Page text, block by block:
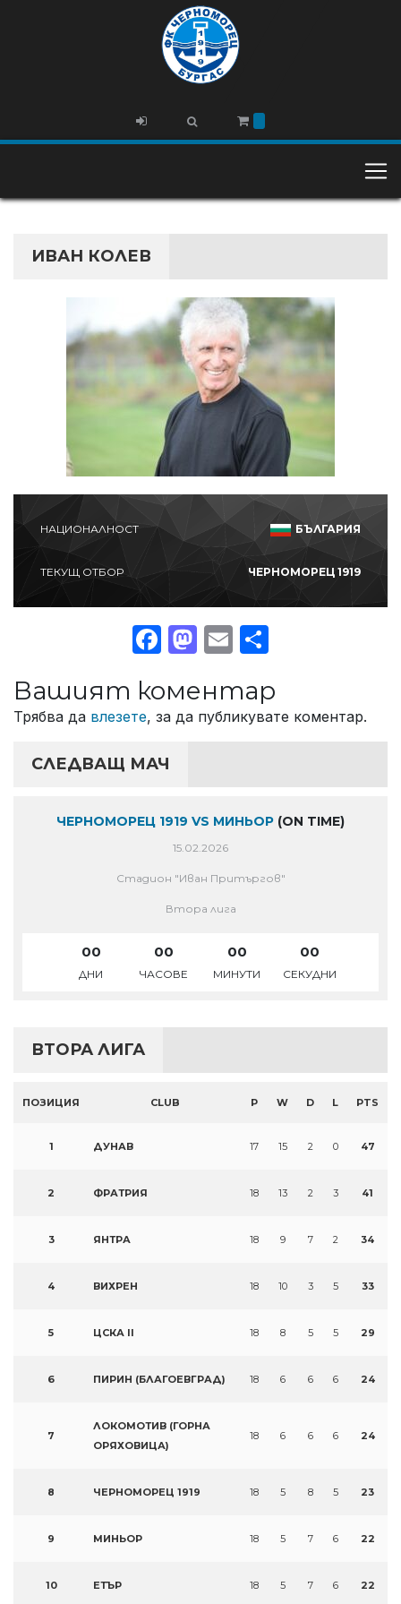
ИВАН КОЛЕВ
НАЦИОНАЛНОСТ БЪЛГАРИЯ
ТЕКУЩ ОТБОР ЧЕРНОМОРЕЦ 1919
FacebookMastodon
Email
Вашият коментар
Трябва да влезете, за да публикувате коментар.
СЛЕДВАЩ МАЧ
ЧЕРНОМОРЕЦ 1919 VS МИНЬОР (ON TIME)
15.02.2026
Стадион "Иван Притъргов"
Втора лига
00
ДНИ
00
ЧАСОВЕ
00
МИНУТИ
00
СЕКУДНИ
ВТОРА ЛИГА
ПОЗИЦИЯ CLUB P W D L PTS
1 ДУНАВ 17 15 2 0 47
2 ФРАТРИЯ 18 13 2 3 41
3 ЯНТРА 18 9 7 2 34
4 ВИХРЕН 18 10 3 5 33
5 ЦСКА II 18 8 5 5 29
6 ПИРИН (БЛАГОЕВГРАД) 18 6 6 6 24
7
ЛОКОМОТИВ (ГОРНА
ОРЯХОВИЦА)
18 6 6 6 24
8 ЧЕРНОМОРЕЦ 1919 18 5 8 5 23
9 МИНЬОР 18 5 7 6 22
10 ЕТЪР 18 5 7 6 22